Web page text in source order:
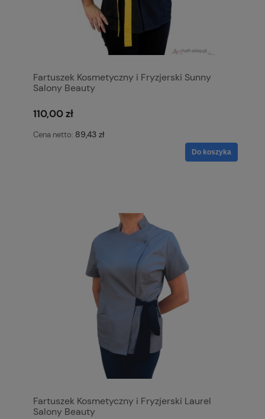
Fartuszek Kosmetyczny i Fryzjerski Sunny
Salony Beauty
110,00 zł
Cena netto: 89,43 zł
Do koszyka
Fartuszek Kosmetyczny i Fryzjerski Laurel
Salony Beauty